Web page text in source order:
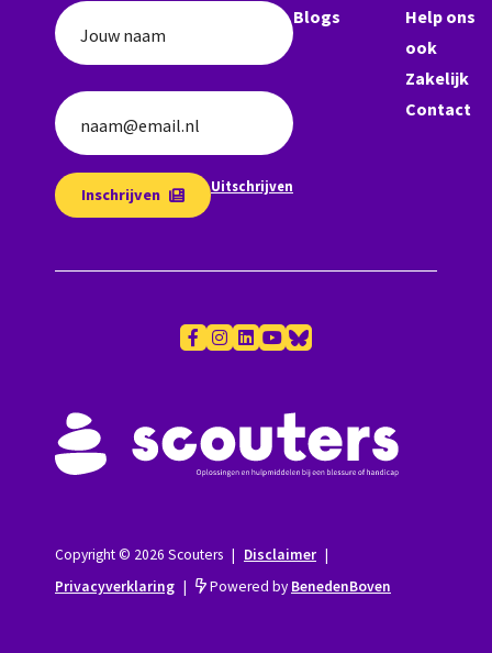
Jouw naam
naam@email.nl
Inschrijven Uitschrijven
Blogs
Help ons
ook
Zakelijk
Contact
Copyright © 2026 Scouters | Disclaimer |
Privacyverklaring | Powered by BenedenBoven